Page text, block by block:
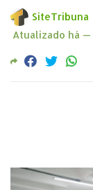
SiteTribuna
Atualizado há —